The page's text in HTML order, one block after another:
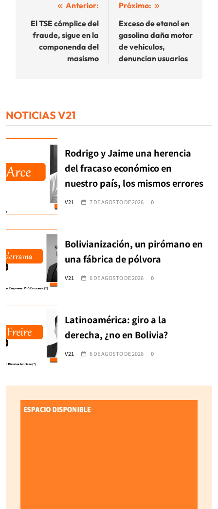
Navegación
de
entradas
Anterior:
El TSE cómplice del
fraude, sigue en la
componenda del
masismo
Próximo:
Exceso de etanol en
gasolina daña motor
de vehículos,
denuncian usuarios
NOTICIAS V21
Rodrigo y Jaime una herencia
del fracaso económico en
nuestro país, los mismos errores
V21 7 DE AGOSTO DE 2026 0
Bolivianización, un pirómano en
una fábrica de pólvora
V21 6 DE AGOSTO DE 2026 0
Latinoamérica: giro a la
derecha, ¿no en Bolivia?
V21 6 DE AGOSTO DE 2026 0